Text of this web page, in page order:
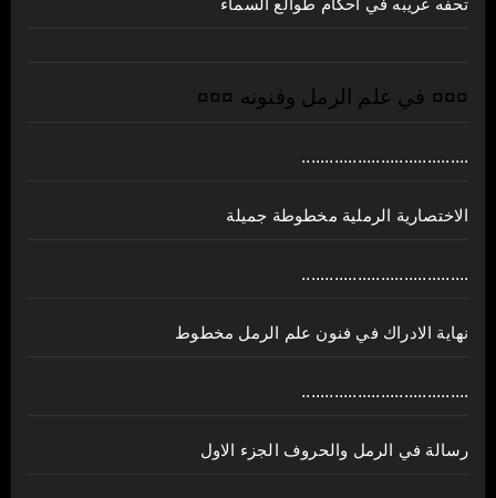
تحفه غريبه في احكام طوالع السماء
¤¤¤ في علم الرمل وفنونه ¤¤¤
....................................
الاختصارية الرملية مخطوطة جميلة
....................................
نهاية الادراك في فنون علم الرمل مخطوط
....................................
رسالة في الرمل والحروف الجزء الاول